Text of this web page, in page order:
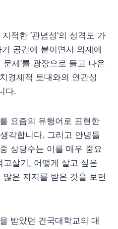
적한 ‘관념성’의 성격도 가
공간에 붙이면서 의제에
제’를 광장으로 들고 나온
경제적 토대와의 연관성
다.
요즘의 유행어로 표현한
각합니다. 그리고 안녕들
상당수는 이를 매우 중요
고살기, 어떻게 살고 싶은
많은 지지를 받은 것을 보면
받았던 건국대학교의 대